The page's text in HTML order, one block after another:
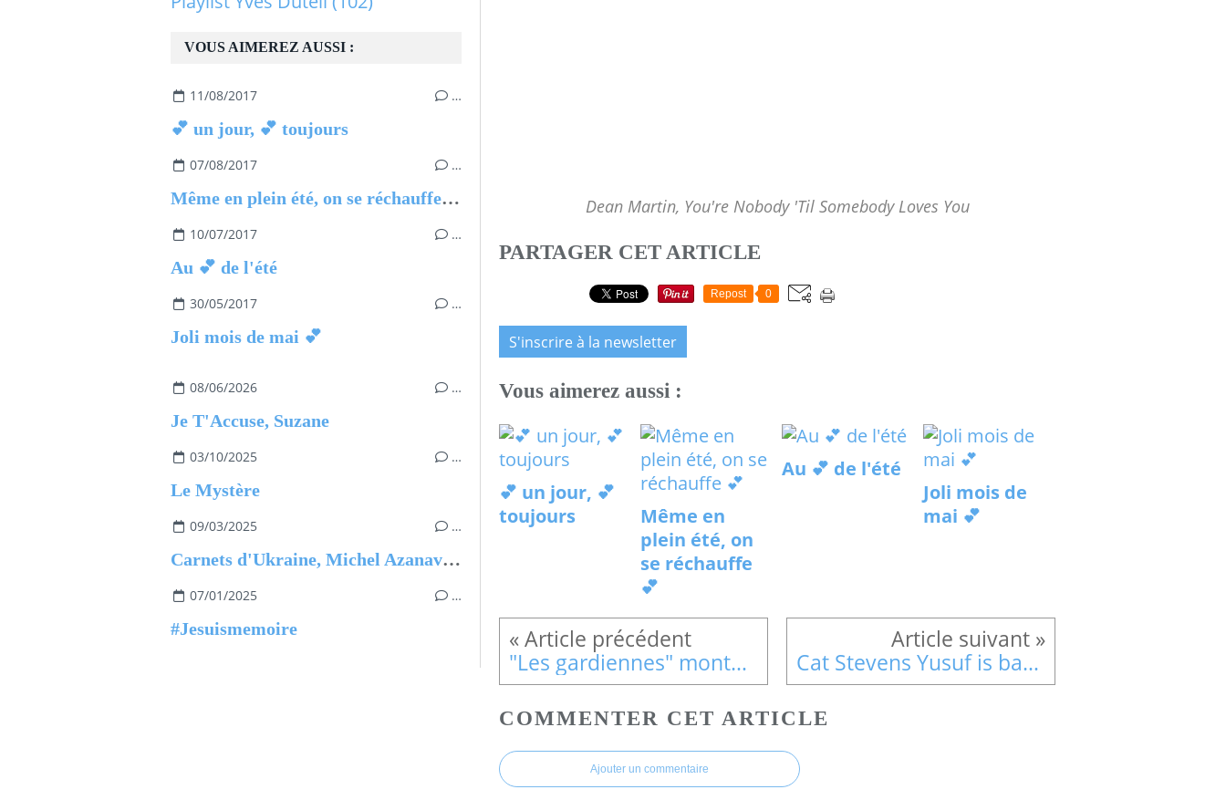
Dean Martin, You're Nobody 'Til Somebody Loves You
PARTAGER CET ARTICLE
Repost 0
S'inscrire à la newsletter
Vous aimerez aussi :
💕 un jour, 💕
toujours
Même en
plein été, on
se réchauffe
💕
Au 💕 de l'été
Joli mois de
mai 💕
"Les gardiennes" montent la garde Cat Stevens Yusuf is back in Paris !
COMMENTER CET ARTICLE
Ajouter un commentaire
VOUS AIMEREZ AUSSI :
11/08/2017 …
💕 un jour, 💕 toujours
07/08/2017 …
Même en plein été, on se réchauffe 💕
10/07/2017 …
Au 💕 de l'été
30/05/2017 …
Joli mois de mai 💕
08/06/2026 …
Je T'Accuse, Suzane
03/10/2025 …
Le Mystère
09/03/2025 …
Carnets d'Ukraine, Michel Azanavicius
07/01/2025 …
#Jesuismemoire